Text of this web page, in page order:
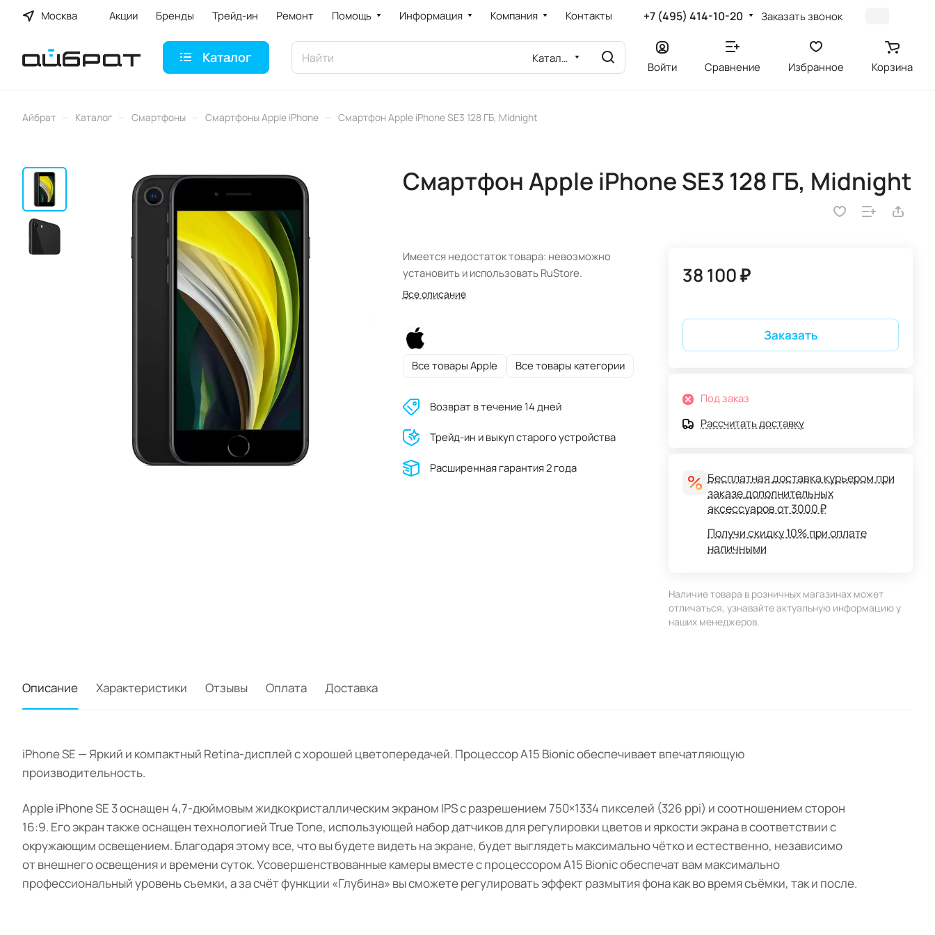
Москва Акции Бренды Трейд-ин Ремонт Помощь Информация Компания Контакты +7 (495) 414-10-20 Заказать звонок
Каталог Каталог
Войти Сравнение Избранное Корзина
Айбрат – Каталог – Смартфоны – Смартфоны Apple iPhone – Смартфон Apple iPhone SE3 128 ГБ, Midnight
Смартфон Apple iPhone SE3 128 ГБ, Midnight
Имеется недостаток товара: невозможно
установить и использовать RuStore.
Все описание
Все товары Apple Все товары категории
Возврат в течение 14 дней
Трейд-ин и выкуп старого устройства
Расширенная гарантия 2 года
38 100 ₽
Заказать
Под заказ
Рассчитать доставку
Бесплатная доставка курьером при
заказе дополнительных
аксессуаров от 3000 ₽
Получи скидку 10% при оплате
наличными
Наличие товара в розничных магазинах может
отличаться, узнавайте актуальную информацию у
наших менеджеров.
Описание Характеристики Отзывы Оплата Доставка
iPhone SE — Яркий и компактный Retina-дисплей с хорошей цветопередачей. Процессор А15 Bionic обеспечивает впечатляющую
производительность.
Apple iPhone SE 3 оснащен 4,7-дюймовым жидкокристаллическим экраном IPS с разрешением 750×1334 пикселей (326 ppi) и соотношением сторон
16:9. Его экран также оснащен технологией True Tone, использующей набор датчиков для регулировки цветов и яркости экрана в соответствии с
окружающим освещением. Благодаря этому все, что вы будете видеть на экране, будет выглядеть максимально чётко и естественно, независимо
от внешнего освещения и времени суток. Усовершенствованные камеры вместе с процессором A15 Bionic обеспечат вам максимально
профессиональный уровень съемки, а за счёт функции «Глубина» вы сможете регулировать эффект размытия фона как во время съёмки, так и после.